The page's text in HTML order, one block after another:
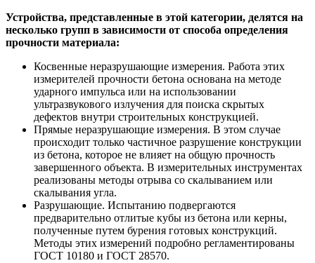
Устройства, представленные в этой категории, делятся на
несколько групп в зависимости от способа определения
прочности материала:
Косвенные неразрушающие измерения. Работа этих
измерителей прочности бетона основана на методе
ударного импульса или на использовании
ультразвукового излучения для поиска скрытых
дефектов внутри строительных конструкцией.
Прямые неразрушающие измерения. В этом случае
происходит только частичное разрушение конструкции
из бетона, которое не влияет на общую прочность
завершенного объекта. В измерительных инструментах
реализованы методы отрыва со скалыванием или
скалывания угла.
Разрушающие. Испытанию подвергаются
предварительно отлитые кубы из бетона или керны,
полученные путем бурения готовых конструкций.
Методы этих измерений подробно регламентированы
ГОСТ 10180 и ГОСТ 28570.